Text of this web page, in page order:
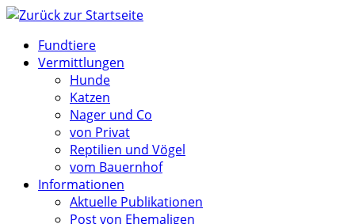
Zum
springenFundtiere
Vermittlungen
Hunde
Katzen
Nager und Co
von Privat
Reptilien und Vögel
vom Bauernhof
Informationen
Aktuelle Publikationen
Post von Ehemaligen